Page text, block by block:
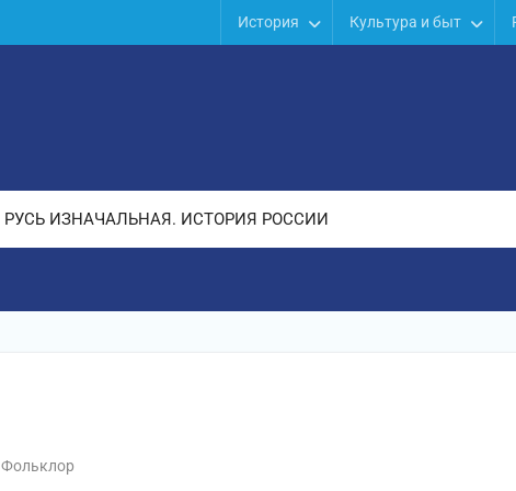
История Культура и быт
РУСЬ ИЗНАЧАЛЬНАЯ. ИСТОРИЯ РОССИИ
Фольклор